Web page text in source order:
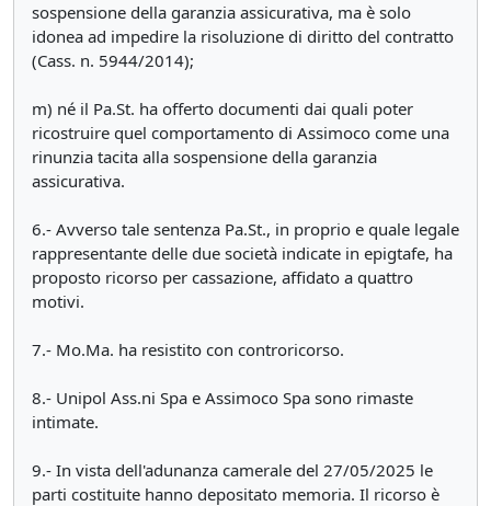
sospensione della garanzia assicurativa, ma è solo
idonea ad impedire la risoluzione di diritto del contratto
(Cass. n. 5944/2014);
m) né il Pa.St. ha offerto documenti dai quali poter
ricostruire quel comportamento di Assimoco come una
rinunzia tacita alla sospensione della garanzia
assicurativa.
6.- Avverso tale sentenza Pa.St., in proprio e quale legale
rappresentante delle due società indicate in epigtafe, ha
proposto ricorso per cassazione, affidato a quattro
motivi.
7.- Mo.Ma. ha resistito con controricorso.
8.- Unipol Ass.ni Spa e Assimoco Spa sono rimaste
intimate.
9.- In vista dell'adunanza camerale del 27/05/2025 le
parti costituite hanno depositato memoria. Il ricorso è